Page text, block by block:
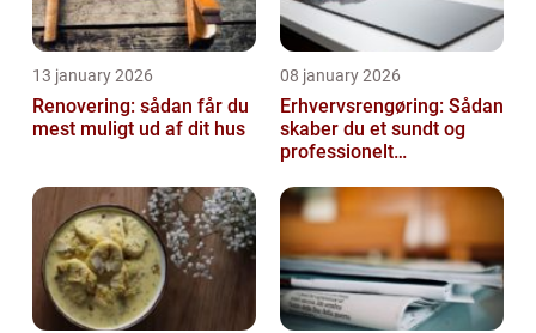
13 january 2026
Renovering: sådan får du
mest muligt ud af dit hus
08 january 2026
Erhvervsrengøring: Sådan
skaber du et sundt og
professionelt